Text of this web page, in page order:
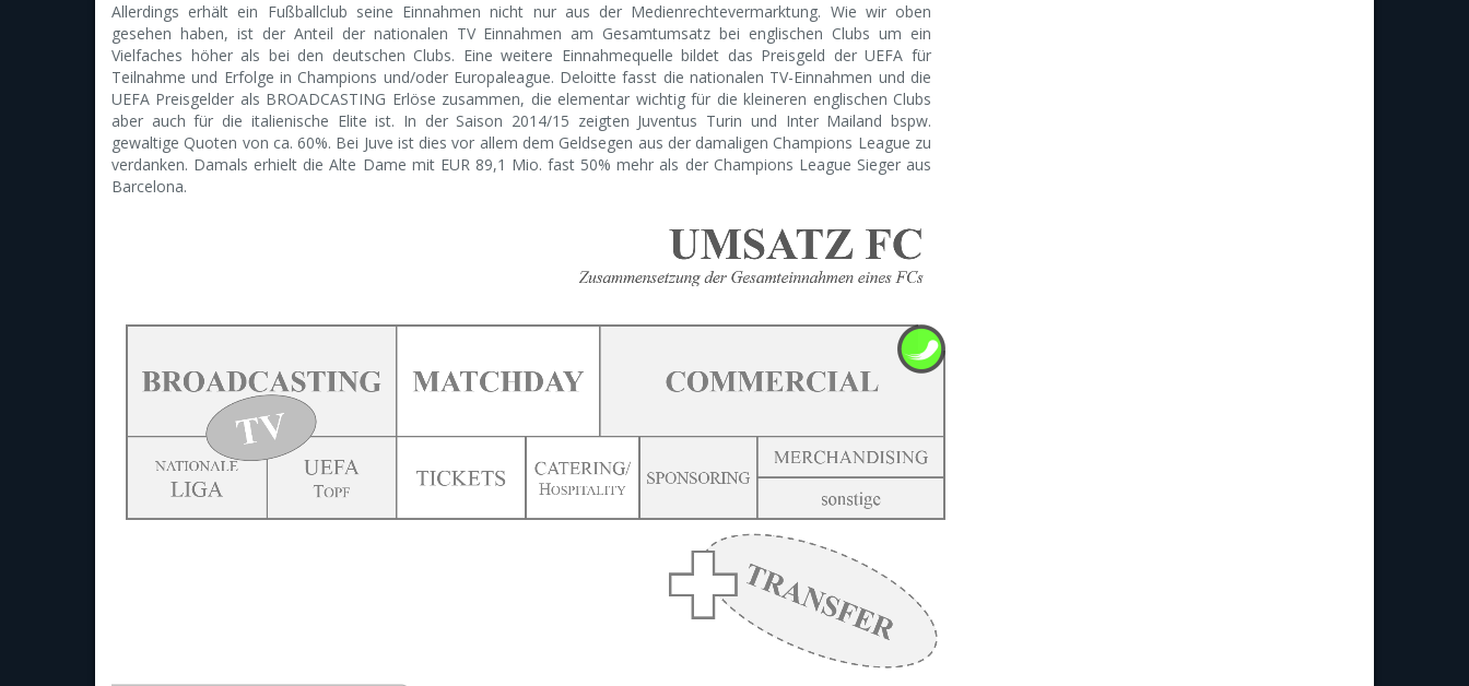
Allerdings erhält ein Fußballclub seine Einnahmen nicht nur aus der Medienrechtevermarktung. Wie wir oben
gesehen haben, ist der Anteil der nationalen TV Einnahmen am Gesamtumsatz bei englischen Clubs um ein
Vielfaches höher als bei den deutschen Clubs. Eine weitere Einnahmequelle bildet das Preisgeld der UEFA für
Teilnahme und Erfolge in Champions und/oder Europaleague. Deloitte fasst die nationalen TV-Einnahmen und die
UEFA Preisgelder als BROADCASTING Erlöse zusammen, die elementar wichtig für die kleineren englischen Clubs
aber auch für die italienische Elite ist. In der Saison 2014/15 zeigten Juventus Turin und Inter Mailand bspw.
gewaltige Quoten von ca. 60%. Bei Juve ist dies vor allem dem Geldsegen aus der damaligen Champions League zu
verdanken. Damals erhielt die Alte Dame mit EUR 89,1 Mio. fast 50% mehr als der Champions League Sieger aus
Barcelona.